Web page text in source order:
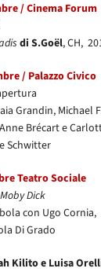
/Cinema Forum
di S.Goël, CH,
/ Palazzo Civico
Grandin, Michael
Anne Brécart e
Schwitter
Teatro Sociale
Moby Dick
con Ugo Cornia,
Di Grado
Kilito e Luisa